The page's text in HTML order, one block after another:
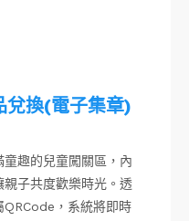
兌換(電子集章)
趣的兒童闖關區，內
子共度歡樂時光。透
，系統將即時